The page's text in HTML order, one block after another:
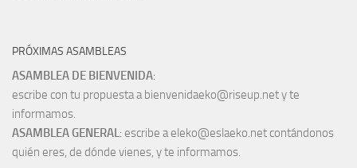
PRÓXIMAS ASAMBLEAS
ASAMBLEA DE BIENVENIDA:
escribe con tu propuesta a bienvenidaeko@riseup.net y te
informamos.
ASAMBLEA GENERAL: escribe a eleko@eslaeko.net contándonos
quién eres, de dónde vienes, y te informamos.